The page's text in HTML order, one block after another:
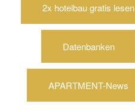
2x hotelbau gratis lesen
Datenbanken
APARTMENT-News